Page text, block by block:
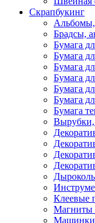
Скрапбукинг
Альбомы,
Брадсы,
Бумага
Бумага
Бумага
Бумага
Бумага
Бумага
Бумага
Клеевые
Магниты
Машинки